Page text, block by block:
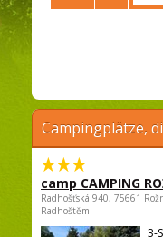
Campingplätze,
camp CAMPING
Radhošťská 940, 75661
Radhoštěm
3-